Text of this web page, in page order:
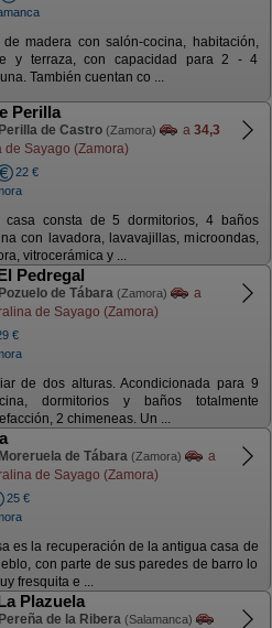
madera con salón-cocina, habitación,
y terraza, con capacidad para 2 - 4
También cuentan co ...
Perilla
Perilla de Castro (Zamora) a 34,3
de Sayago (Zamora)
22 €
casa consta de 5 dormitorios, 4 baños
con lavadora, lavavajillas, microondas,
vitrocerámica y ...
Pedregal
Pozuelo de Tábara (Zamora)
a
de Sayago (Zamora)
€
de dos alturas. Acondicionada para 9
dormitorios y baños totalmente
2 chimeneas. Un ...
Moreruela de Tábara (Zamora)
a
de Sayago (Zamora)
25 €
es la recuperación de la antigua casa de
con parte de sus paredes de barro lo
fresquita e ...
Plazuela
Pereña de la Ribera (Salamanca)